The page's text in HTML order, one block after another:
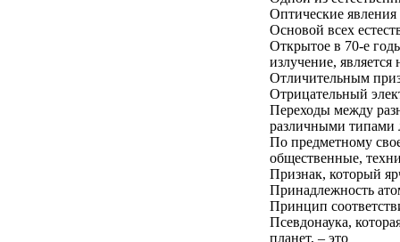
Оптические явления
Основой всех
Открытое в 70-е
излучение,
Отличительным
Отрицательный
Переходы между
различными типами
По предметному
общественные,
Признак, который
Принадлежность
Принцип
Псевдонаука,
планет, – это